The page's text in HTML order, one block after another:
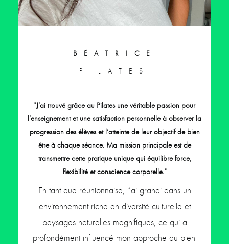
BÉATRICE
PILATES
"J’ai trouvé grâce au Pilates une véritable passion pour
l’enseignement et une satisfaction personnelle à observer la
progression des élèves et l’atteinte de leur objectif de bien
être à chaque séance. Ma mission principale est de
transmettre cette pratique unique qui équilibre force,
flexibilité et conscience corporelle."
En tant que réunionnaise, j’ai grandi dans un
environnement riche en diversité culturelle et
paysages naturelles magnifiques, ce qui a
profondément influencé mon approche du bien-